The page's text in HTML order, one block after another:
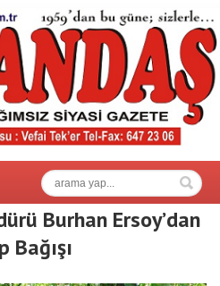
Burhan Ersoy’dan
Bağışı